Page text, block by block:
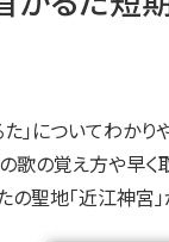
た」についてわかり
歌の覚え方や早く
の聖地「近江神宮